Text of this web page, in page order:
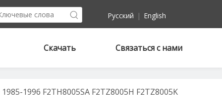
Pусский | English
Скачать Связаться с нами
1996 F2TH8005SA F2TZ8005H F2TZ8005K